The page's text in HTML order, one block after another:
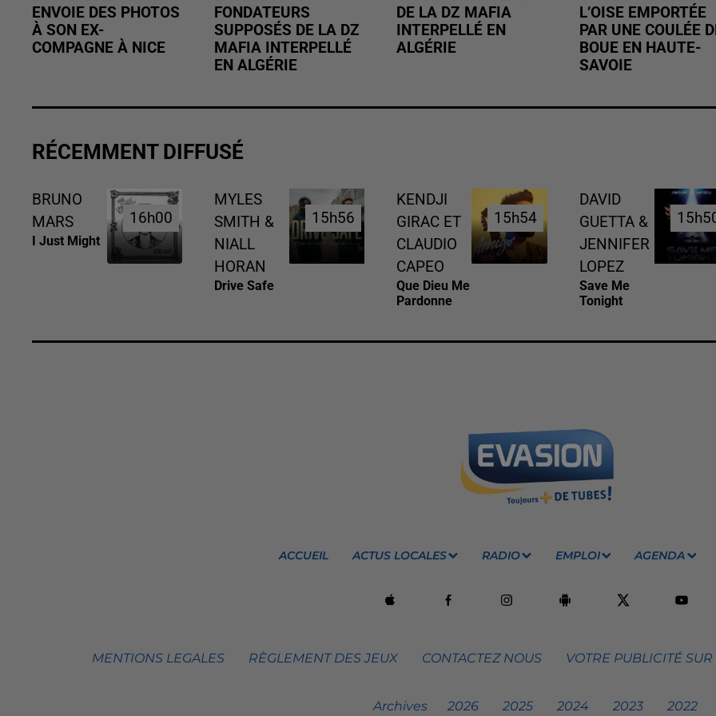
ENVOIE DES PHOTOS
À SON EX-
COMPAGNE À NICE
FONDATEURS
SUPPOSÉS DE LA DZ
MAFIA INTERPELLÉ
EN ALGÉRIE
DE LA DZ MAFIA
INTERPELLÉ EN
ALGÉRIE
L’OISE EMPORTÉE
PAR UNE COULÉE
BOUE EN HAUTE-
SAVOIE
RÉCEMMENT DIFFUSÉ
BRUNO
MARS
I Just Might
16h00
16h00
MYLES
SMITH &
NIALL
HORAN
Drive Safe
15h56
15h56
KENDJI
GIRAC ET
CLAUDIO
CAPEO
Que Dieu Me
Pardonne
15h54
15h54
DAVID
GUETTA &
JENNIFER
LOPEZ
Save Me
Tonight
ACCUEIL ACTUS LOCALES RADIO EMPLOI AGENDA
MENTIONS LEGALES RÈGLEMENT DES JEUX CONTACTEZ NOUS VOTRE PUBLICITÉ
Archives 2026 2025 2024 2023 2022